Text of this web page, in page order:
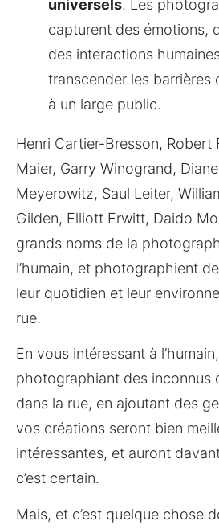
universels. Les
capturent des émotions,
des interactions
transcender les barrières
à un large public.
Henri Cartier-Bresson, Robert
Maier, Garry Winogrand,
Meyerowitz, Saul Leiter,
Gilden, Elliott Erwitt, Daido
grands noms de la
l’humain, et photographient
leur quotidien et leur
rue.
En vous intéressant à
photographiant des inconnus
dans la rue, en ajoutant des
vos créations seront bien
intéressantes, et auront
c’est certain.
Mais, et c’est quelque chose